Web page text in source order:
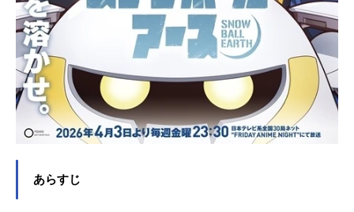
あらすじ